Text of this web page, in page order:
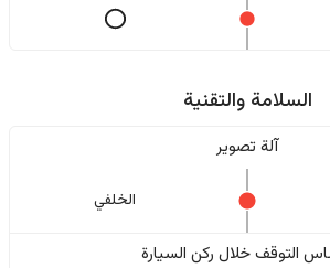
السلامة والتقنية
آلة تصوير
الخلفي
التوقف خلال ركن السيارة